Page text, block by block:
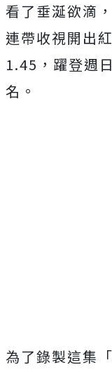
看了垂涎欲滴，
連帶收視開出
1.45 ，躍登週
名。
為了錄製這集